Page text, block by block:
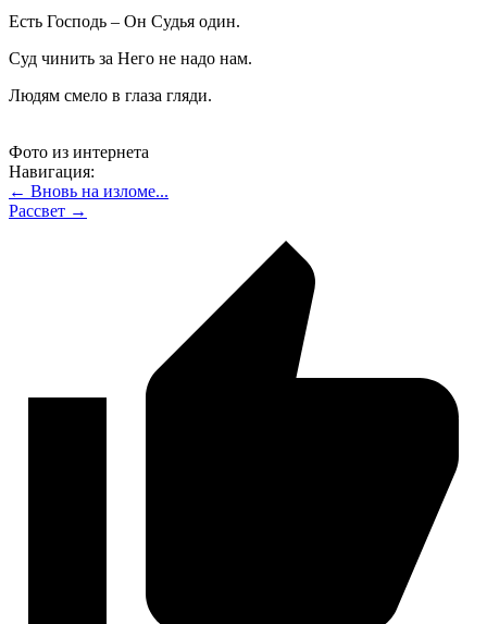
Есть Господь – Он Судья один.
Суд чинить за Него не надо нам.
Людям смело в глаза гляди.
Фото из интернета
Навигация:
← Вновь на изломе...
Рассвет →